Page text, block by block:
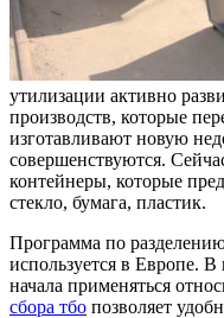
утилизации активно
производств, которые
изготавливают новую
совершенствуются.
контейнеры, которые
стекло, бумага, пластик.
Программа по
используется в Европе.
начала применяться
сбора тбо позволяет